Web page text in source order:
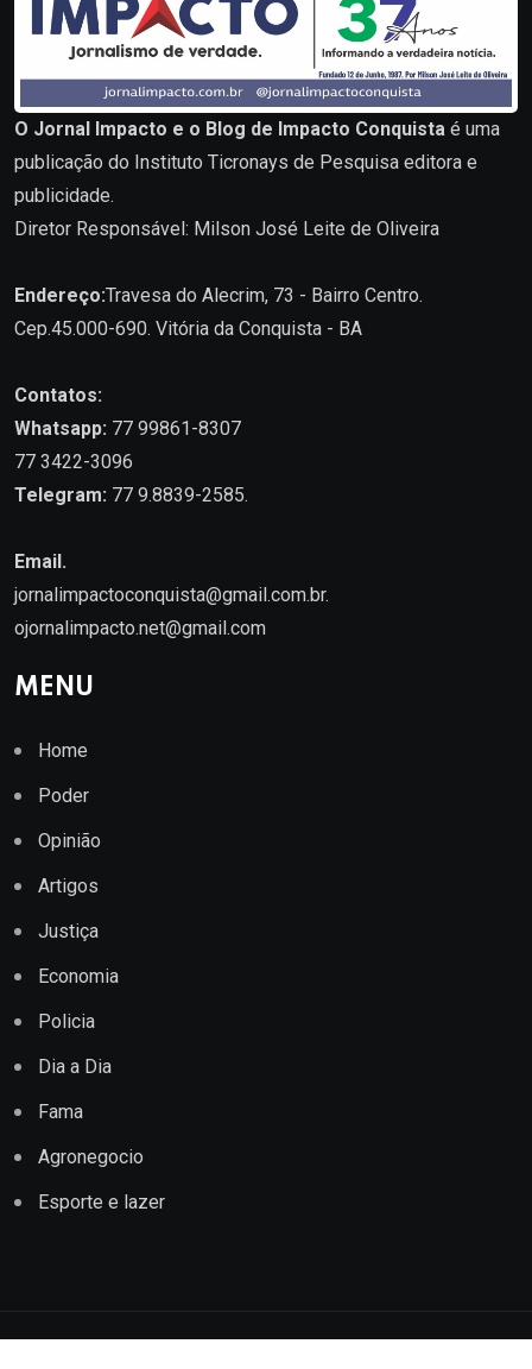
O Jornal Impacto e o Blog de Impacto Conquista é uma
publicação do Instituto Ticronays de Pesquisa editora e
publicidade.
Diretor Responsável: Milson José Leite de Oliveira
Endereço:Travesa do Alecrim, 73 - Bairro Centro.
Cep.45.000-690. Vitória da Conquista - BA
Contatos:
Whatsapp: 77 99861-8307
77 3422-3096
Telegram: 77 9.8839-2585.
Email.
jornalimpactoconquista@gmail.com.br.
ojornalimpacto.net@gmail.com
MENU
Home
Poder
Opinião
Artigos
Justiça
Economia
Policia
Dia a Dia
Fama
Agronegocio
Esporte e lazer